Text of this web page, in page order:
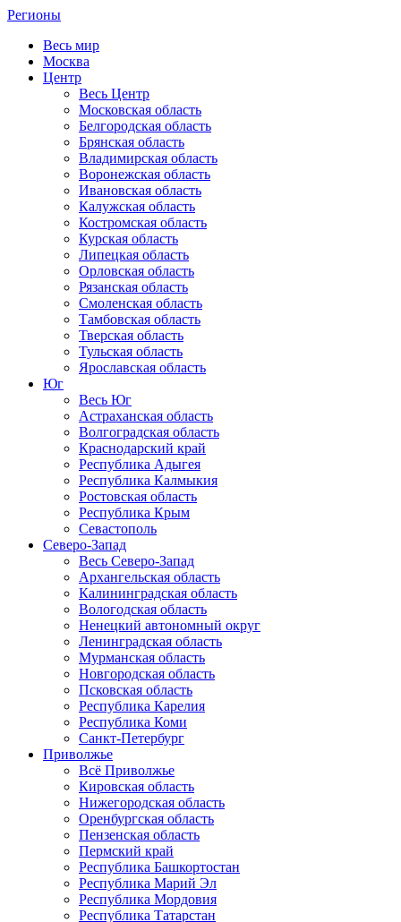
Регионы
Весь мир
Москва
Центр
Весь Центр
Московская область
Белгородская область
Брянская область
Владимирская область
Воронежская область
Ивановская область
Калужская область
Костромская область
Курская область
Липецкая область
Орловская область
Рязанская область
Смоленская область
Тамбовская область
Тверская область
Тульская область
Ярославская область
Юг
Весь Юг
Астраханская область
Волгоградская область
Краснодарский край
Республика Адыгея
Республика Калмыкия
Ростовская область
Республика Крым
Севастополь
Северо-Запад
Весь Северо-Запад
Архангельская область
Калининградская область
Вологодская область
Ненецкий автономный округ
Ленинградская область
Мурманская область
Новгородская область
Псковская область
Республика Карелия
Республика Коми
Санкт-Петербург
Приволжье
Всё Приволжье
Кировская область
Нижегородская область
Оренбургская область
Пензенская область
Пермский край
Республика Башкортостан
Республика Марий Эл
Республика Мордовия
Республика Татарстан